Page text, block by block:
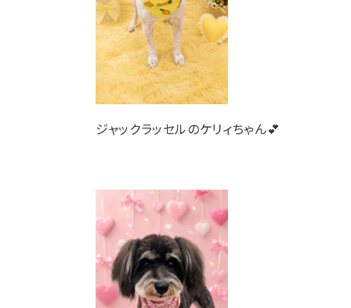
ジャックラッセルのケリィちゃん💕